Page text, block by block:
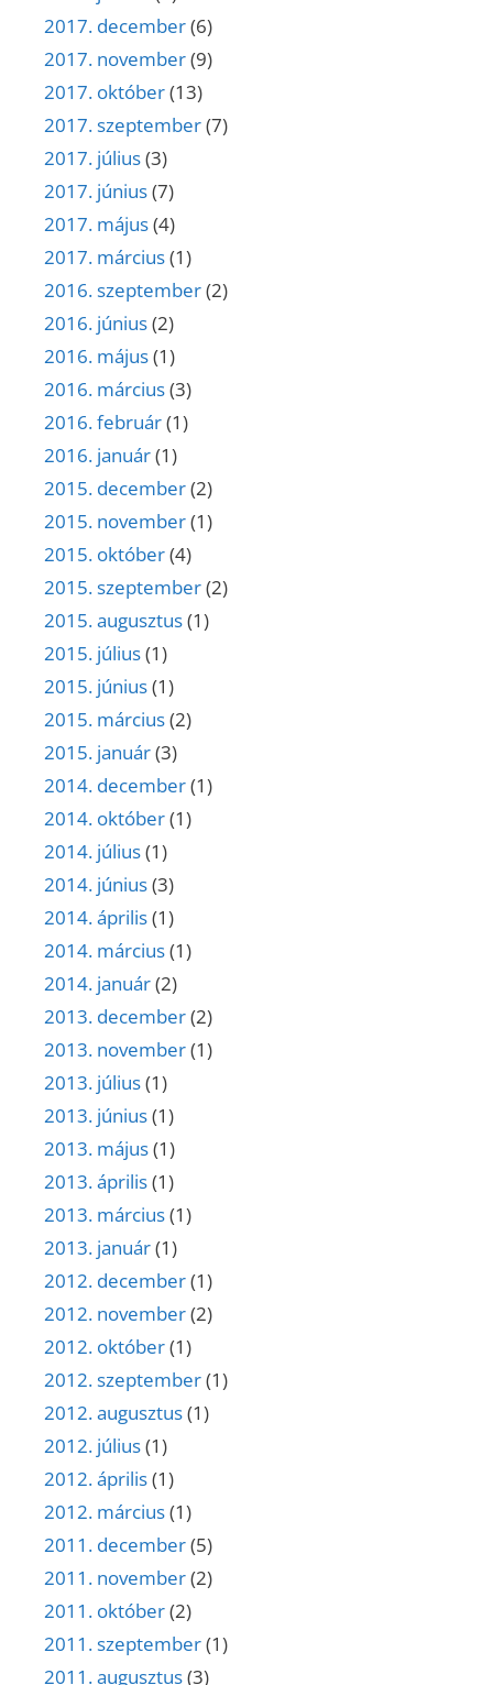
2017. december(6)
2017. november(9)
2017. október(13)
2017. szeptember(7)
2017. július(3)
2017. június(7)
2017. május(4)
2017. március(1)
2016. szeptember(2)
2016. június(2)
2016. május(1)
2016. március(3)
2016. február(1)
2016. január(1)
2015. december(2)
2015. november(1)
2015. október(4)
2015. szeptember(2)
2015. augusztus(1)
2015. július(1)
2015. június(1)
2015. március(2)
2015. január(3)
2014. december(1)
2014. október(1)
2014. július(1)
2014. június(3)
2014. április(1)
2014. március(1)
2014. január(2)
2013. december(2)
2013. november(1)
2013. július(1)
2013. június(1)
2013. május(1)
2013. április(1)
2013. március(1)
2013. január(1)
2012. december(1)
2012. november(2)
2012. október(1)
2012. szeptember(1)
2012. augusztus(1)
2012. július(1)
2012. április(1)
2012. március(1)
2011. december(5)
2011. november(2)
2011. október(2)
2011. szeptember(1)
2011. augusztus(3)